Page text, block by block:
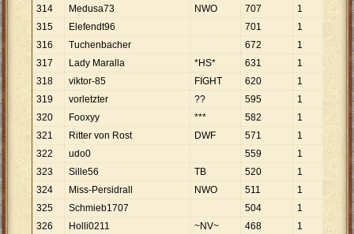
314
Medusa73 NWO 707 1
315
Elefendt96 701 1
316
Tuchenbacher 672 1
672
317
Lady Maralla *HS* 631 1
631
318
viktor-85 FIGHT 620 1
620
319
vorletzter ?? 595 1
320
Fooxyy *** 582 1
582
321
Ritter von Rost DWF 571 1
322
udo0 559 1
559
323
Sille56 TB 520 1
520
324
Miss-Persidrall NWO 511 1
325
Schmieb1707 504 1
504
326
Holli0211 ~NV~ 468 1